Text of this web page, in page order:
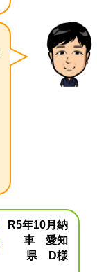
R5年10月納
車 愛知
県 D様